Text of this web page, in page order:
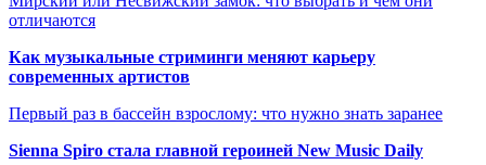
отличаются
Как музыкальные стриминги меняют карьеру
современных артистов
Первый раз в бассейн взрослому: что нужно знать заранее
Sienna Spiro стала главной героиней New Music Daily